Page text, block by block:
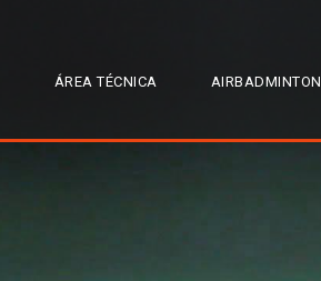
ÁREA TÉCNICA AIRBADMINTON